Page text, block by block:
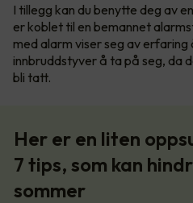
I tillegg kan du benytte deg av
er koblet til en bemannet
med alarm viser seg av
innbruddstyver å ta på seg, da
bli tatt.
Her er en liten
7 tips, som kan
sommer